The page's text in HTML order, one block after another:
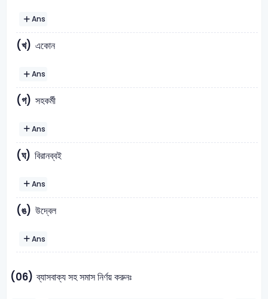
Ans
(খ) একোন
Ans
(গ) সহকর্মী
Ans
(ঘ) বিরানব্বই
Ans
(ঙ) উদ্বেল
Ans
(06) ব্যাসবাক্য সহ সমাস নির্ণয় করুনঃ